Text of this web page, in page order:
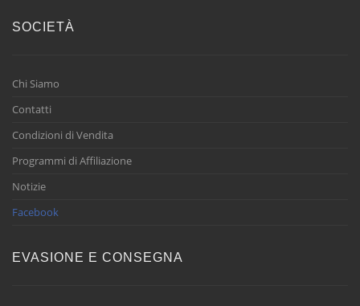
SOCIETÀ
Chi Siamo
Contatti
Condizioni di Vendita
Programmi di Affiliazione
Notizie
Facebook
EVASIONE E CONSEGNA